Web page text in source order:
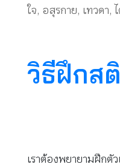
ใจ, อสุรกาย, เทวดา,
วิธีฝึกส
เราต้องพยายามฝึกตั